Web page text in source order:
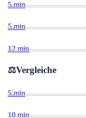
5min
5min
12min
⚖️Vergleiche
5min
10min